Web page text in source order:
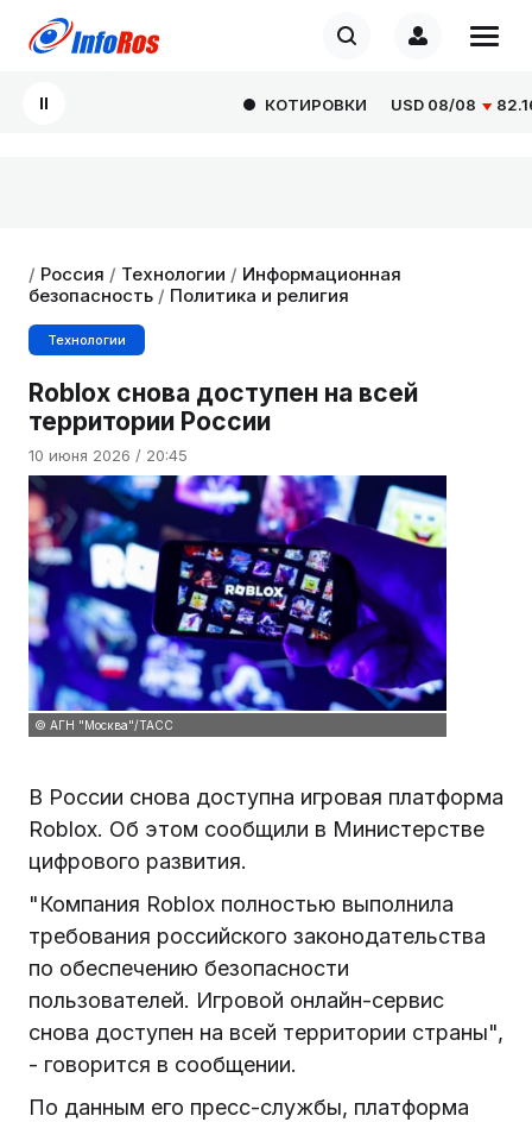
КОТИРОВКИ USD 08/08
/ Россия / Технологии / Информационная
безопасность / Политика и религия
Технологии
Roblox снова доступен на всей
территории России
10 июня 2026 / 20:45
© АГН "Москва"/ТАСС
В России снова доступна игровая платформа
Roblox. Об этом сообщили в Министерстве
цифрового развития.
"Компания Roblox полностью выполнила
требования российского законодательства
по обеспечению безопасности
пользователей. Игровой онлайн-сервис
снова доступен на всей территории страны",
- говорится в сообщении.
По данным его пресс-службы, платформа